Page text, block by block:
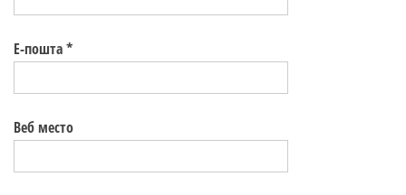
Е-пошта*
Веб место